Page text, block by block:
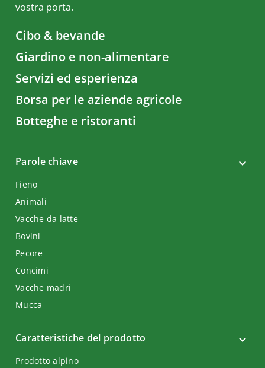
vostra porta.
Cibo & bevande
Giardino e non-alimentare
Servizi ed esperienza
Borsa per le aziende agricole
Botteghe e ristoranti
Parole chiave
Fieno
Animali
Vacche da latte
Bovini
Pecore
Concimi
Vacche madri
Mucca
Caratteristiche del prodotto
Prodotto alpino